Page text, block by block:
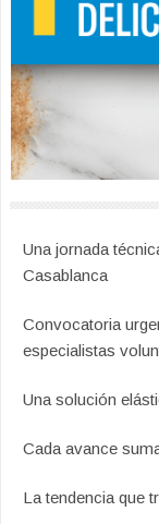
Una jornada
Casablanca
Convocatoria
especialistas
Una solución
Cada avance
La tendencia que